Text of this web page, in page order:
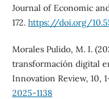
Journal of Economic
172. https://doi.org/
Morales Pulido, M. I.
transformación digital
Innovation Review, 10,
2025-1138